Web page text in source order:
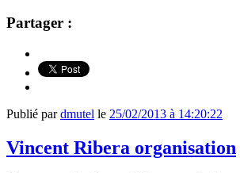
Partager :
Publié pardmutel le 25/02/2013 à 14:20:22
Vincent Ribera organisation